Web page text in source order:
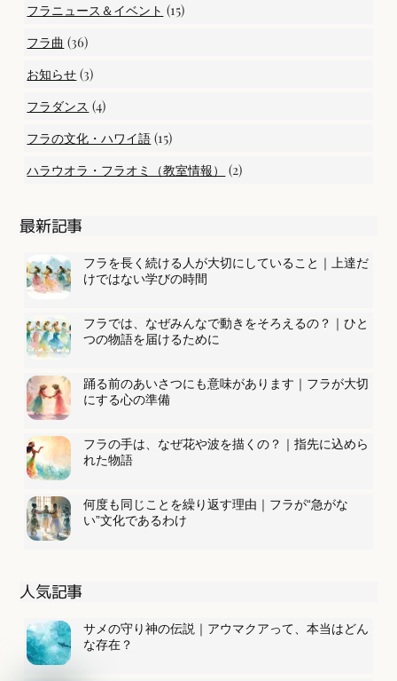
フラニュース＆イベント (15)
フラ曲 (36)
お知らせ (3)
フラダンス (4)
フラの文化・ハワイ語 (15)
ハラウオラ・フラオミ（教室情報） (2)
最新記事
フラを長く続ける人が大切にしていること｜上達だ
けではない学びの時間
フラでは、なぜみんなで動きをそろえるの？｜ひと
つの物語を届けるために
踊る前のあいさつにも意味があります｜フラが大切
にする心の準備
フラの手は、なぜ花や波を描くの？｜指先に込めら
れた物語
何度も同じことを繰り返す理由｜フラが“急がな
い”文化であるわけ
人気記事
サメの守り神の伝説｜アウマクアって、本当はどん
な存在？